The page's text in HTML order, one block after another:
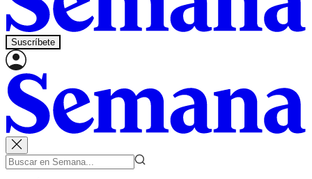
Suscríbete